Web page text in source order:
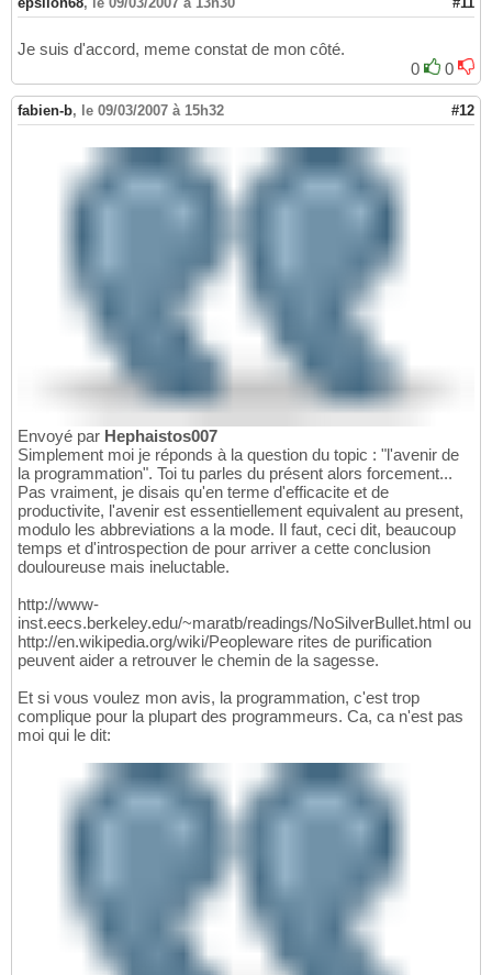
Je suis d'accord, meme constat de mon côté.
0
0
fabien-b, le 09/03/2007 à 15h32 #12
Envoyé par Hephaistos007
Simplement moi je réponds à la question du topic : "l'avenir de
la programmation". Toi tu parles du présent alors forcement...
Pas vraiment, je disais qu'en terme d'efficacite et de
productivite, l'avenir est essentiellement equivalent au present,
modulo les abbreviations a la mode. Il faut, ceci dit, beaucoup
temps et d'introspection de pour arriver a cette conclusion
douloureuse mais ineluctable.
http://www-
inst.eecs.berkeley.edu/~maratb/readings/NoSilverBullet.html ou
http://en.wikipedia.org/wiki/Peopleware rites de purification
peuvent aider a retrouver le chemin de la sagesse.
Et si vous voulez mon avis, la programmation, c'est trop
complique pour la plupart des programmeurs. Ca, ca n'est pas
moi qui le dit: